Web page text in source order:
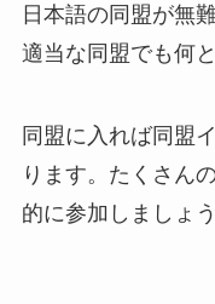
日本語の同盟が無
適当な同盟でも何
同盟に入れば同盟
ります。たくさん
的に参加しましょう